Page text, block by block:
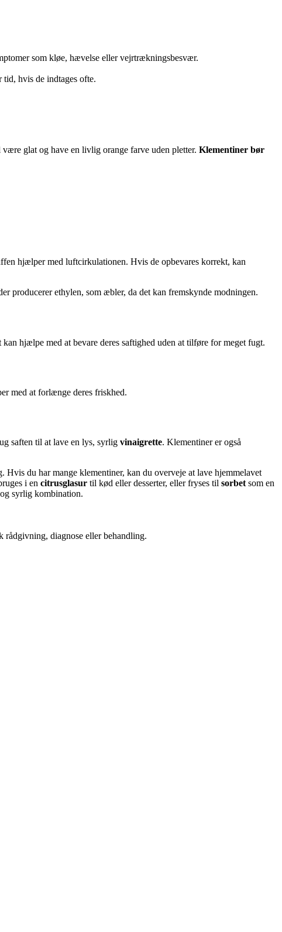
som kløe, hævelse eller vejrtrækningsbesvær.
hvis de indtages ofte.
glat og have en livlig orange farve uden pletter. Klementiner bør
hjælper med luftcirkulationen. Hvis de opbevares korrekt, kan
producerer ethylen, som æbler, da det kan fremskynde modningen.
hjælpe med at bevare deres saftighed uden at tilføre for meget fugt.
med at forlænge deres friskhed.
saften til at lave en lys, syrlig vinaigrette. Klementiner er også
Hvis du har mange klementiner, kan du overveje at lave hjemmelavet
i en citrusglasur til kød eller desserter, eller fryses til sorbet som en
syrlig kombination.
rådgivning, diagnose eller behandling.